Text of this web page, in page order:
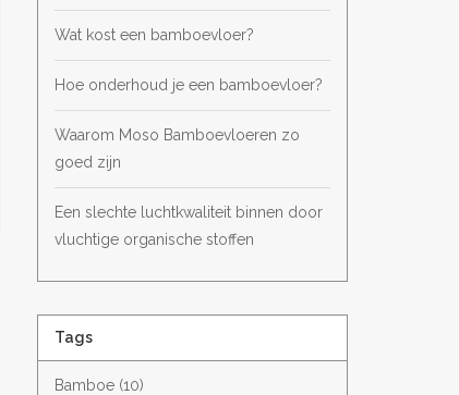
Wat kost een bamboevloer?
Hoe onderhoud je een bamboevloer?
Waarom Moso Bamboevloeren zo
goed zijn
Een slechte luchtkwaliteit binnen door
vluchtige organische stoffen
Tags
Bamboe (10)